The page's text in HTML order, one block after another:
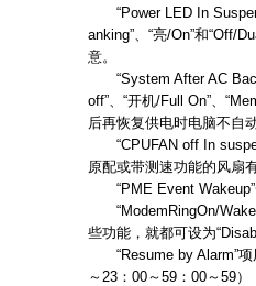
“Power LED In
anking”、“亮/On”和“Off/
意。
“System After AC
off”、“开机/Full On”、
后再恢复供电时电脑不自
“CPUFAN off In
原配或带测速功能的风扇
“PME Event Wakeup”
“ModemRingOn/
些功能，就都可设为
“Resume by Alarm”项
～23：00～59：00～59）